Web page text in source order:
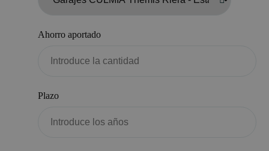
Ahorro aportado
Plazo